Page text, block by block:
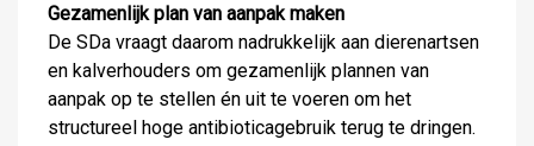
Gezamenlijk plan van aanpak maken
De SDa vraagt daarom nadrukkelijk aan dierenartsen
en kalverhouders om gezamenlijk plannen van
aanpak op te stellen én uit te voeren om het
structureel hoge antibioticagebruik terug te dringen.